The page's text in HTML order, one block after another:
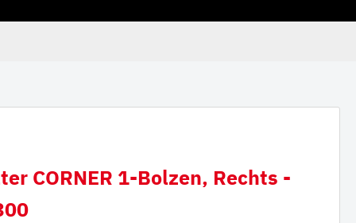
CORNER 1-Bolzen, Rechts -